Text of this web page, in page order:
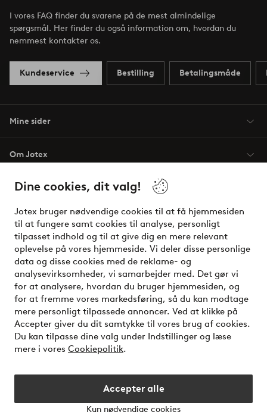
Dine cookies, dit valg!
Jotex bruger nødvendige cookies til at få hjemmesiden
til at fungere samt cookies til analyse, personligt
tilpasset indhold og til at give dig en mere relevant
oplevelse på vores hjemmeside. Vi deler disse personlige
data og disse cookies med de reklame- og
analysevirksomheder, vi samarbejder med. Det gør vi
for at analysere, hvordan du bruger hjemmesiden, og
for at fremme vores markedsføring, så du kan modtage
mere personligt tilpassede annoncer. Ved at klikke på
Accepter giver du dit samtykke til vores brug af cookies.
Du kan tilpasse dine valg under Indstillinger og læse
mere i vores Cookiepolitik.
Accepter alle
Kun nødvendige cookies
I vores FAQ finder du svarene på de mest almindelige
spørgsmål. Her finder du også information om, hvordan du
nemmest kontakter os.
Kundeservice Bestilling Betalingsmåde
Mine sider
Om Jotex
Vilkår
Venner
Sikre betalinger - betal nu eller del op
Vil du vide mere om vores betalingsmuligheder?
elpy